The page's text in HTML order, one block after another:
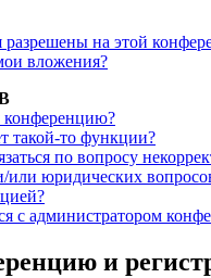
на этой
вложения?
конференцию?
такой-то функции?
по вопросу
или юридических
с администратором
и